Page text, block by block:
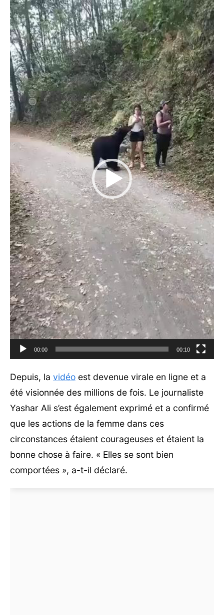
Lecteur
vidéo
00:00 00:10
Depuis, la vidéo est devenue virale en ligne et a
été visionnée des millions de fois. Le journaliste
Yashar Ali s’est également exprimé et a confirmé
que les actions de la femme dans ces
circonstances étaient courageuses et étaient la
bonne chose à faire. « Elles se sont bien
comportées », a-t-il déclaré.